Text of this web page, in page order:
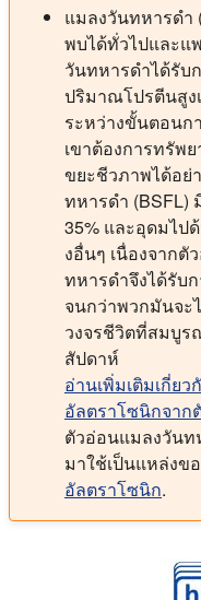
แมลงวันทหารดํา
พบได้ทั่วไปและแ
วันทหารดําได้รับ
ปริมาณโปรตีนสูง
ระหว่างขั้นตอนก
เขาต้องการทรัพ
ขยะชีวภาพได้อย่
ทหารดํา (BSFL)
35% และอุดมไป
งอื่นๆ เนื่องจาก
ทหารดําจึงได้รับ
จนกว่าพวกมันจะ
วงจรชีวิตที่สมบูร
สัปดาห์
อ่านเพิ่มเติมเกี่ย
อัลตราโซนิกจาก
ตัวอ่อนแมลงวันท
มาใช้เป็นแหล่งข
อัลตราโซนิก.